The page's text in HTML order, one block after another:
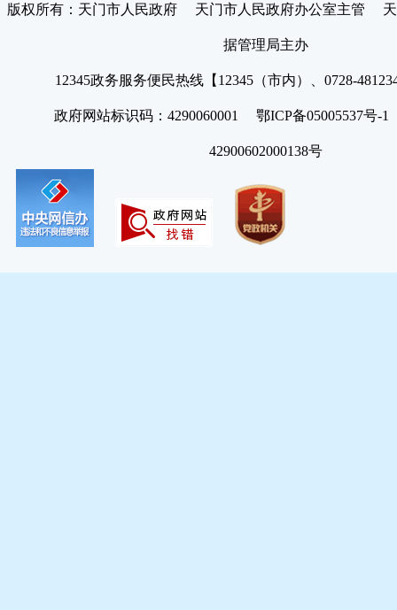
版权所有：天门市人民政府 天门市人民政府办公室主管 天
据管理局主办
12345政务服务便民热线【12345（市内）、0728-
政府网站标识码：4290060001 鄂ICP备05005537号
42900602000138号